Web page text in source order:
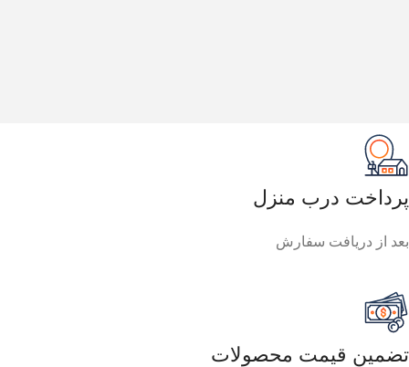
پرداخت درب منزل
بعد از دریافت سفارش
تضمین قیمت محصولات